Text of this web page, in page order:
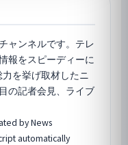
ャンネルです。テレ
報をスピーディーに
を挙げ取材したニ
の記者会見、ライブ
by News
automatically